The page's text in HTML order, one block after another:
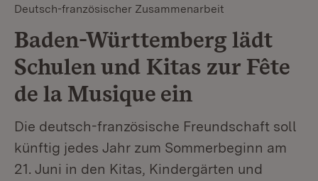
Deutsch-französischer Zusammenarbeit
Baden-Württemberg lädt
Schulen und Kitas zur Fête
de la Musique ein
Die deutsch-französische Freundschaft soll
künftig jedes Jahr zum Sommerbeginn am
21. Juni in den Kitas, Kindergärten und